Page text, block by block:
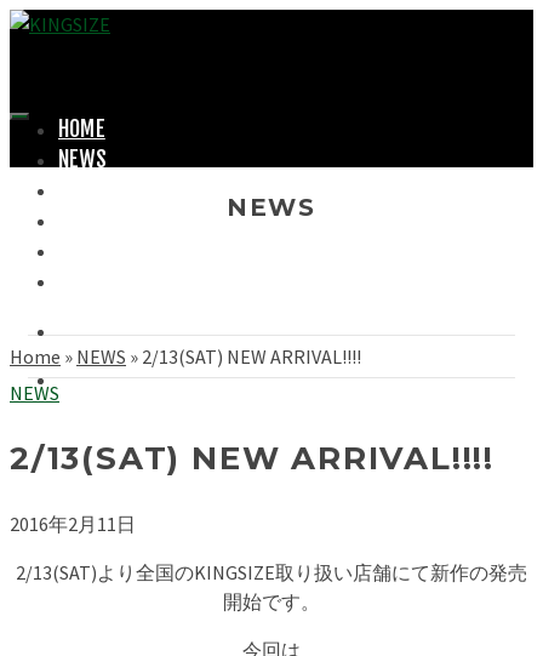
HOME
NEWS
NEWS
Home » NEWS » 2/13(SAT) NEW ARRIVAL!!!!
NEWS
2/13(SAT) NEW ARRIVAL!!!!
2016年2月11日
2/13(SAT)より全国のKINGSIZE取り扱い店舗にて新作の発売
開始です。
今回は